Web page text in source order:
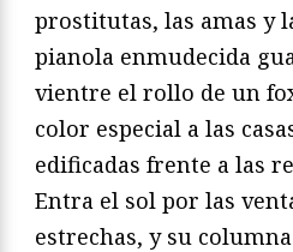
prostitutas, las amas y
pianola enmudecida
vientre el rollo de un
color especial a las
edificadas frente a las
Entra el sol por las
estrechas, y su